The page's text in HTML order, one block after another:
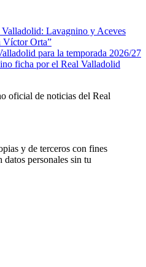
Lavagnino y Aceves
Víctor Orta”
para la temporada 2026/27
ficha por el Real Valladolid
oficial de noticias del Real
y de terceros con fines
datos personales sin tu